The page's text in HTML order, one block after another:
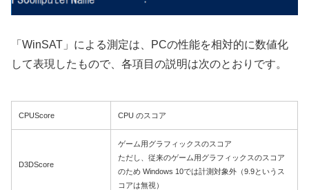
「WinSAT」による測定は、PCの性能を相対的に数値化
して表現したもので、各項目の説明は次のとおりです。
CPUScore CPU のスコア
D3DScore
ゲーム用グラフィックスのスコア
ただし、従来のゲーム用グラフィックスのスコア
のため Windows 10では計測対象外（9.9というス
コアは無視）